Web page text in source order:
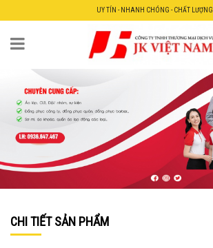
UY TÍN - NHANH CHÓNG - CHẤT LƯỢNG
CHI TIẾT SẢN PHẨM